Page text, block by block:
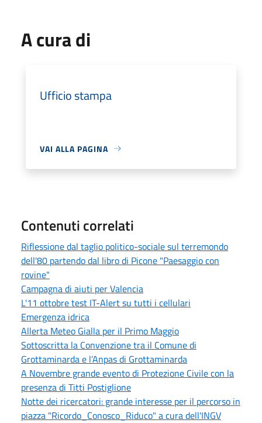
A cura di
Ufficio stampa
VAI ALLA PAGINA
Contenuti correlati
Riflessione dal taglio politico-sociale sul terremondo
dell'80 partendo dal libro di Picone "Paesaggio con
rovine"
Campagna di aiuti per Valencia
L'11 ottobre test IT-Alert su tutti i cellulari
Emergenza idrica
Allerta Meteo Gialla per il Primo Maggio
Sottoscritta la Convenzione tra il Comune di
Grottaminarda e l’Anpas di Grottaminarda
A Novembre grande evento di Protezione Civile con la
presenza di Titti Postiglione
Notte dei ricercatori: grande interesse per il percorso in
piazza "Ricordo_Conosco_Riduco" a cura dell'INGV